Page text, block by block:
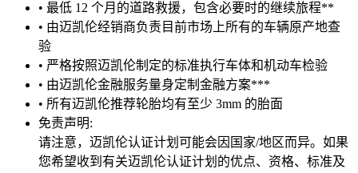
• 最低 12 个月的道路救援，包含必要时的继续旅程**
• 由迈凯伦经销商负责目前市场上所有的车辆原产地查
验
• 严格按照迈凯伦制定的标准执行车体和机动车检验
• 由迈凯伦金融服务量身定制金融方案***
• 所有迈凯伦推荐轮胎均有至少 3mm 的胎面
免责声明:
请注意，迈凯伦认证计划可能会因国家/地区而异。如果
您希望收到有关迈凯伦认证计划的优点、资格、标准及